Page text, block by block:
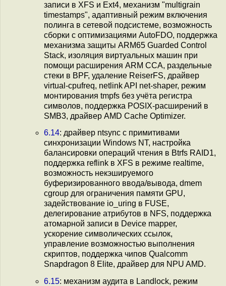
записи в XFS и Ext4, механизм "multigrain
timestamps", адаптивный режим включения
полинга в сетевой подсистеме, возможность
сборки с оптимизациями AutoFDO, поддержка
механизма защиты ARM65 Guarded Control
Stack, изоляция виртуальных машин при
помощи расширения ARM CCA, раздельные
стеки в BPF, удаление ReiserFS, драйвер
virtual-cpufreq, netlink API net-shaper, режим
монтирования tmpfs без учёта регистра
символов, поддержка POSIX-расширений в
SMB3, драйвер AMD Cache Optimizer.
6.14: драйвер ntsync c примитивами
синхронизации Windows NT, настройка
балансировки операций чтения в Btrfs RAID1,
поддержка reflink в XFS в режиме realtime,
возможность некэшируемого
буферизированного ввода/вывода, dmem
cgroup для ограничения памяти GPU,
задействование io_uring в FUSE,
делегирование атрибутов в NFS, поддержка
атомарной записи в Device mapper,
ускорение символических ссылок,
управление возможностью выполнения
скриптов, поддержка чипов Qualcomm
Snapdragon 8 Elite, драйвер для NPU AMD.
6.15: механизм аудита в Landlock, режим